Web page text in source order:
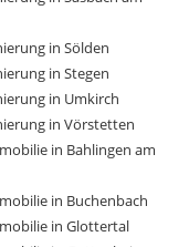
in Sölden
in Stegen
in Umkirch
in Vörstetten
in Bahlingen am
in Buchenbach
in Glottertal